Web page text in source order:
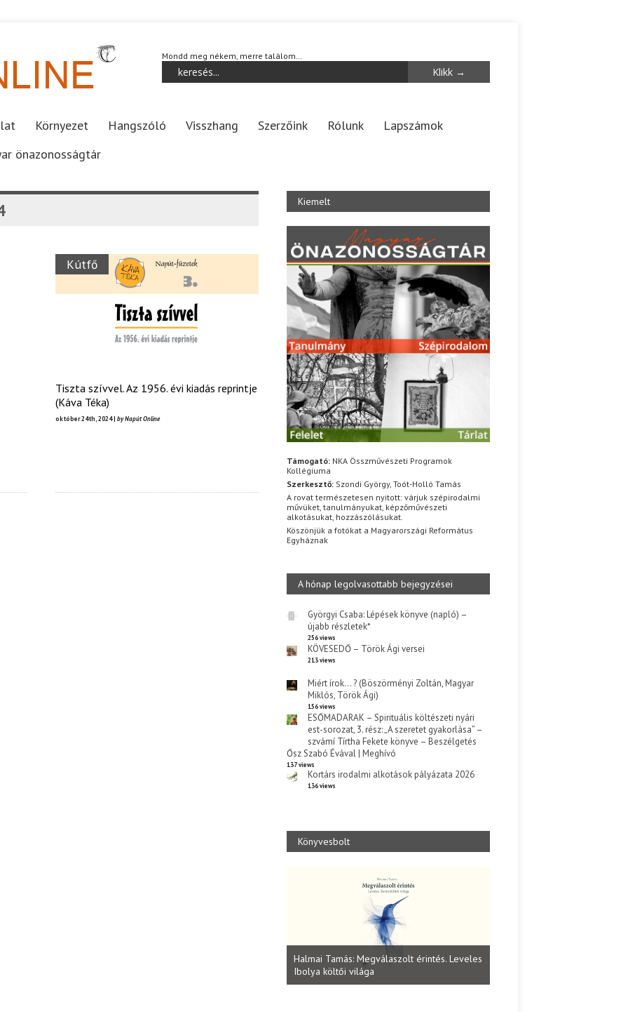
Mondd meg nékem, merre találom…
Környezet Hangszóló Visszhang Szerzőink Rólunk
Lapszámok
önazonosságtár
Kútfő
Tiszta szívvel. Az 1956. évi kiadás reprintje
(Káva Téka)
október 24th, 2024 | by Napút Online
Kiemelt
Támogató: NKA Összművészeti Programok
Kollégiuma
Szerkesztő: Szondi György, Toót-Holló Tamás
A rovat természetesen nyitott: várjuk szépirodalmi
művüket, tanulmányukat, képzőművészeti
alkotásukat, hozzászólásukat.
Köszönjük a fotókat a Magyarországi Református
Egyháznak
A hónap legolvasottabb bejegyzései
Györgyi Csaba: Lépések könyve (napló) –
újabb részletek*
256 views
KÖVESEDŐ – Török Ági versei
213 views
Miért írok… ? (Böszörményi Zoltán, Magyar
Miklós, Török Ági)
156 views
ESŐMADARAK – Spirituális költészeti nyári
est-sorozat, 3. rész: „A szeretet gyakorlása” –
szvámí Tírtha Fekete könyve – Beszélgetés
Ősz Szabó Évával | Meghívó
137 views
Kortárs irodalmi alkotások pályázata 2026
136 views
Könyvesbolt
Halmai Tamás: Megválaszolt érintés. Leveles
Ibolya költői világa